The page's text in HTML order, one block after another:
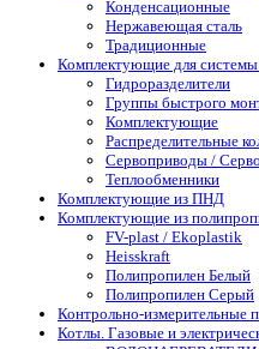
Конденсационные
Нержавеющая сталь
Традиционные
Комплектующие для системы
Гидроразделители
Группы быстрого
Комплектующие
Распределительные
Сервоприводы /
Теплообменники
Комплектующие из ПНД
Комплектующие из
FV-plast / Ekoplastik
Heisskraft
Полипропилен Белый
Полипропилен Серый
Контрольно-измерительные
Котлы. Газовые и